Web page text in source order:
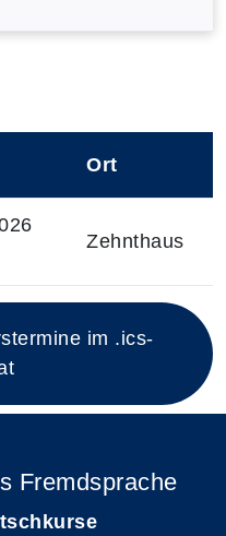
zum diesen Kurs
Ort
Zehnthaus
im .ics-
Fremdsprache